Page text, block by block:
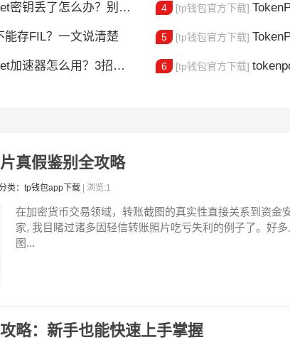
了怎么办？别慌，这样做还能找回
能存FIL？一文说清楚
么用？3招帮你快速解决交易卡顿问题
4 [tp钱包官方下载]
5 [tp钱包官方下载]
6 [tp钱包官方下载]
真假鉴别全攻略
类：tp钱包app下载 | 浏览:1
在加密货币交易领域，转账截图的真实性直接关系到资金
家, 我目睹过诸多因轻信转账照片吃亏失利的例子了。好
图...
略：新手也能快速上手掌握